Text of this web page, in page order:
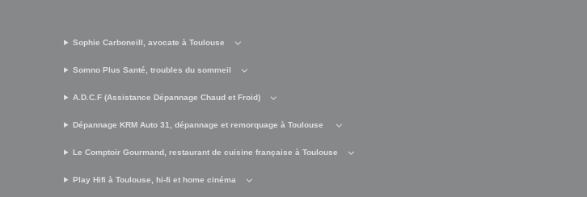
Sophie Carboneill, avocate à Toulouse
Somno Plus Santé, troubles du sommeil
A.D.C.F (Assistance Dépannage Chaud et Froid)
Dépannage KRM Auto 31, dépannage et remorquage à Toulouse
Le Comptoir Gourmand, restaurant de cuisine française à Toulouse
Play Hifi à Toulouse, hi-fi et home cinéma